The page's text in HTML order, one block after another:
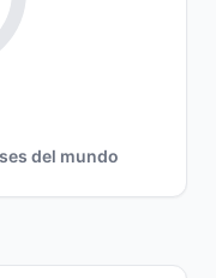
del mundo